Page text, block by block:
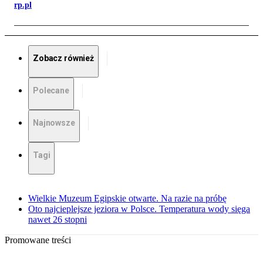
rp.pl
Zobacz również
Polecane
Najnowsze
Tagi
Wielkie Muzeum Egipskie otwarte. Na razie na próbę
Oto najcieplejsze jeziora w Polsce. Temperatura wody sięga
nawet 26 stopni
Promowane treści